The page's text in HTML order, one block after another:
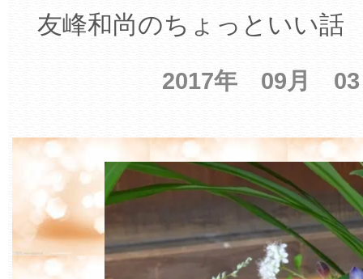
友峰和尚のちょっといい話
2017年 09月